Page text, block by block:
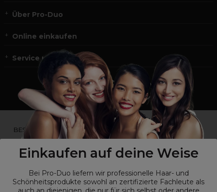
Einkaufen auf deine Weise
Bei Pro-Duo liefern wir professionelle Haar- und
Schönheitsprodukte sowohl an zertifizierte Fachleute als
Über Pro-Duo
Online einkaufen
Service und Kontakt
*Du bist kein Profikunde?
BESUCHE
UNSERE WEBSEITE FÜR ENDVERBRAUCHER.*